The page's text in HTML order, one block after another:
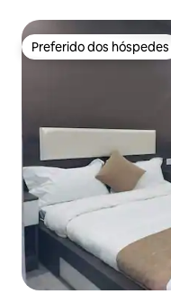
Preferido dos hóspedes
Preferido dos hóspedes